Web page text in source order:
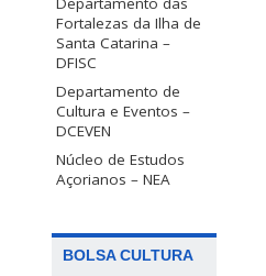
Fortalezas da Ilha de
Santa Catarina –
DFISC
Departamento de
Cultura e Eventos –
DCEVEN
Núcleo de Estudos
Açorianos – NEA
BOLSA CULTURA